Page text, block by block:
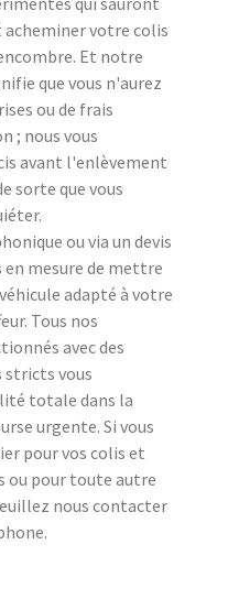
votre colis
Et notre
que vous n'aurez
ou de frais
; nous vous
avant l'enlèvement
sorte que vous
ou via un devis
en mesure de mettre
adapté à votre
Tous nos
avec des
stricts vous
totale dans la
urgente. Si vous
pour vos colis et
ou pour toute autre
nous contacter